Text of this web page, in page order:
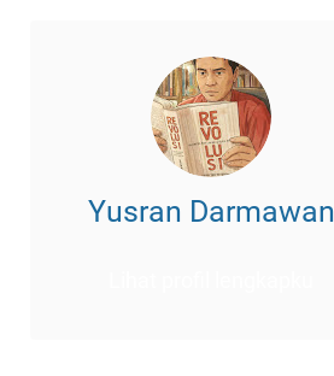
Yusran Darmawan